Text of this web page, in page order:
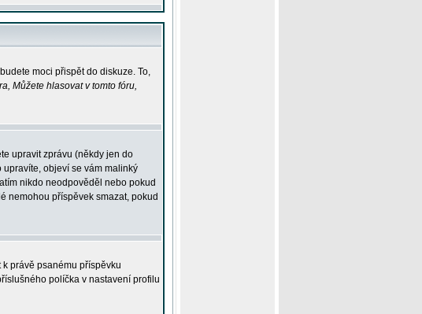
moci přispět do diskuze. To,
Můžete hlasovat v tomto fóru,
upravit zprávu (někdy jen do
objeví se vám malinký
nikdo neodpověděl nebo pokud
nemohou příspěvek smazat, pokud
právě psanému příspěvku
políčka v nastavení profilu